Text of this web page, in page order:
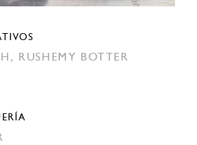
RUSHEMY BOTTER